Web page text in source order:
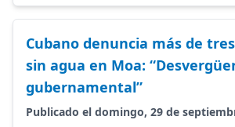
Cubano denuncia más de
sin agua en Moa:
gubernamental”
Publicado el domingo, 29 de